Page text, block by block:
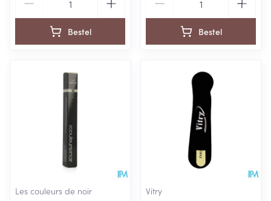
Bestel Bestel
Les couleurs de noir
Vitry